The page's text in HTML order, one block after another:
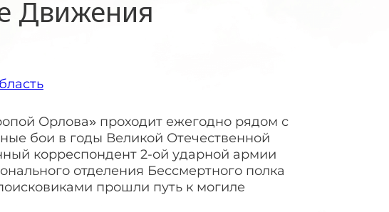
Движения
Орлова» проходит ежегодно рядом с
бои в годы Великой Отечественной
корреспондент 2-ой ударной армии
отделения Бессмертного полка
прошли путь к могиле